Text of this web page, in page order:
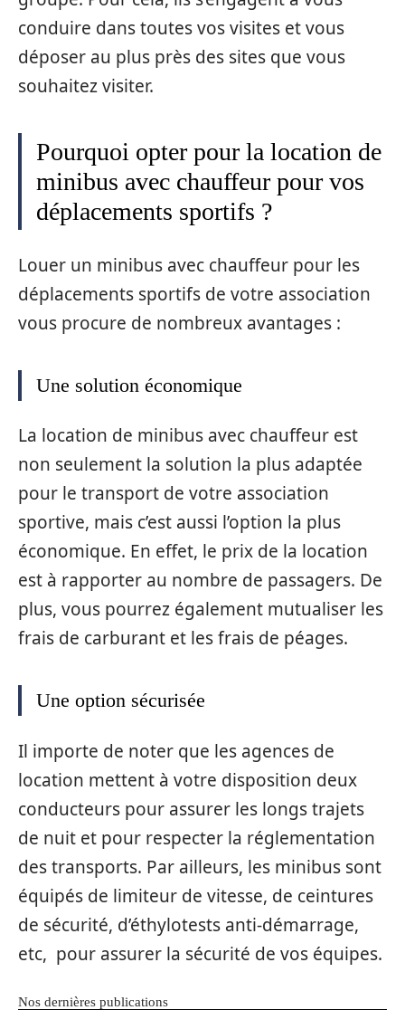
conduire dans toutes vos visites et vous
déposer au plus près des sites que vous
souhaitez visiter.
Pourquoi opter pour la location de
minibus avec chauffeur pour vos
déplacements sportifs ?
Louer un minibus avec chauffeur pour les
déplacements sportifs de votre association
vous procure de nombreux avantages :
Une solution économique
La location de minibus avec chauffeur est
non seulement la solution la plus adaptée
pour le transport de votre association
sportive, mais c’est aussi l’option la plus
économique. En effet, le prix de la location
est à rapporter au nombre de passagers. De
plus, vous pourrez également mutualiser les
frais de carburant et les frais de péages.
Une option sécurisée
Il importe de noter que les agences de
location mettent à votre disposition deux
conducteurs pour assurer les longs trajets
de nuit et pour respecter la réglementation
des transports. Par ailleurs, les minibus sont
équipés de limiteur de vitesse, de ceintures
de sécurité, d’éthylotests anti-démarrage,
etc, pour assurer la sécurité de vos équipes.
Nos dernières publications